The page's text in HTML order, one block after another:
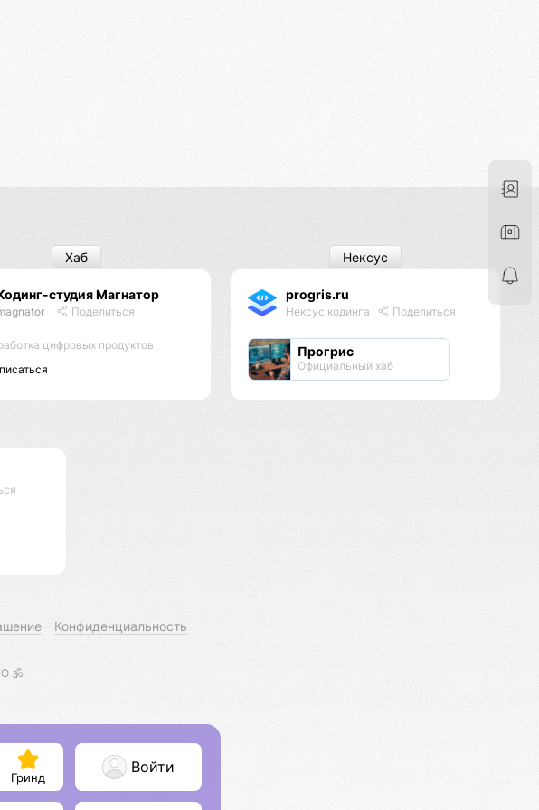
студия Магнатор
Поделиться
цифровых продуктов
Хаб
progris.ru
Нексус кодинга Поделиться
Прогрис
Официальный хаб
Нексус
Конфиденциальность
🕉️
Гринд
Войти